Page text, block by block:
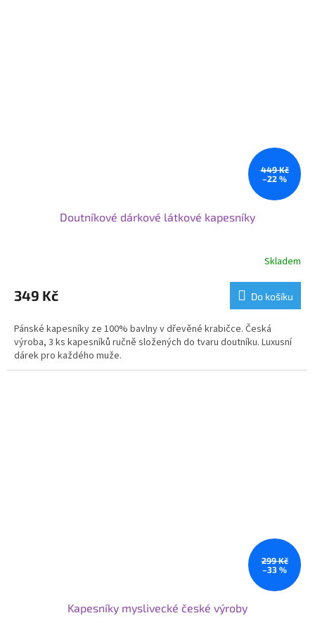
449 Kč
–22 %
Doutníkové dárkové látkové kapesníky
Skladem
349 Kč Do košíku
Pánské kapesníky ze 100% bavlny v dřevěné krabičce. Česká
výroba, 3 ks kapesníků ručně složených do tvaru doutníku. Luxusní
dárek pro každého muže.
299 Kč
–33 %
Kapesníky myslivecké české výroby